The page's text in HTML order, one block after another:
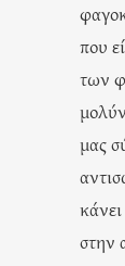
που
των
μας
στην